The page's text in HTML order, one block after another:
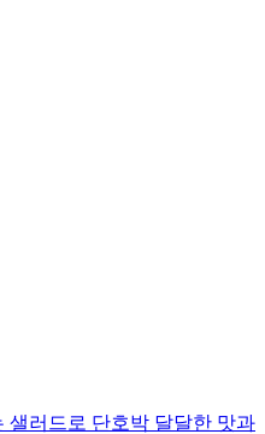
샐러드로 단호박 달달한 맛과